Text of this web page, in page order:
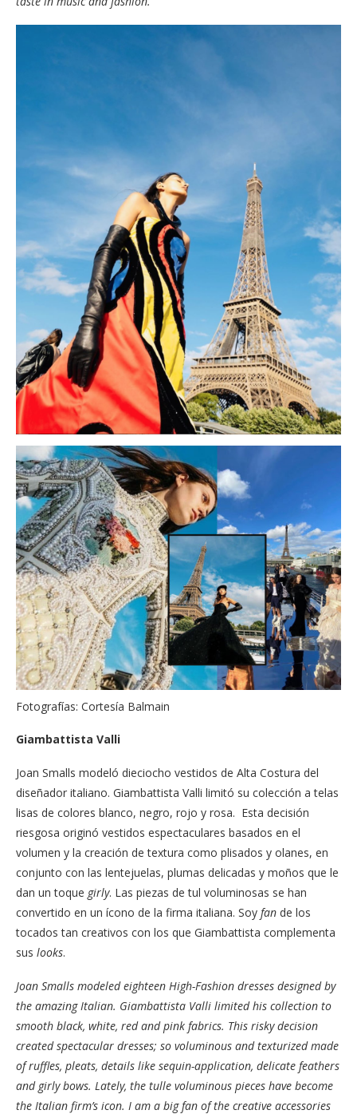
Fotografías: Cortesía Balmain
Giambattista Valli
Joan Smalls modeló dieciocho vestidos de Alta Costura del
diseñador italiano. Giambattista Valli limitó su colección a telas
lisas de colores blanco, negro, rojo y rosa. Esta decisión
riesgosa originó vestidos espectaculares basados en el
volumen y la creación de textura como plisados y olanes, en
conjunto con las lentejuelas, plumas delicadas y moños que le
dan un toque girly. Las piezas de tul voluminosas se han
convertido en un ícono de la firma italiana. Soy fan de los
tocados tan creativos con los que Giambattista complementa
sus looks.
Joan Smalls modeled eighteen High-Fashion dresses designed by
the amazing Italian. Giambattista Valli limited his collection to
smooth black, white, red and pink fabrics. This risky decision
created spectacular dresses; so voluminous and texturized made
of ruffles, pleats, details like sequin-application, delicate feathers
and girly bows. Lately, the tulle voluminous pieces have become
the Italian firm’s icon. I am a big fan of the creative accessories